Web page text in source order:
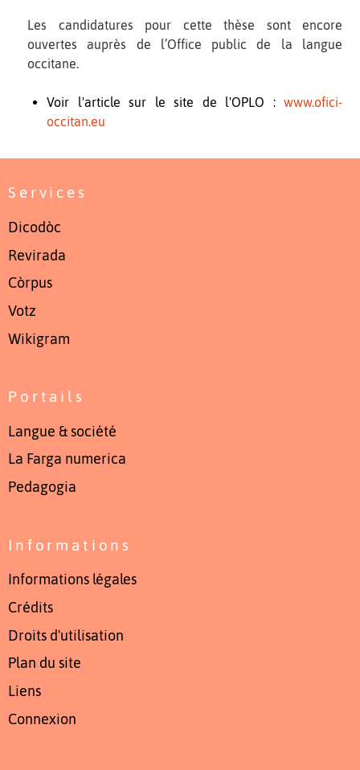
Les candidatures pour cette thèse sont encore
ouvertes auprès de l’Office public de la langue
occitane.
Voir l'article sur le site de l'OPLO : www.ofici-
occitan.eu
Services
Dicodòc
Revirada
Còrpus
Votz
Wikigram
Portails
Langue & société
La Farga numerica
Pedagogia
Informations
Informations légales
Crédits
Droits d'utilisation
Plan du site
Liens
Connexion